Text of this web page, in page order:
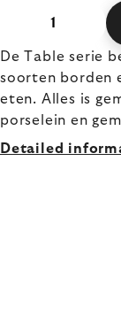
De Table serie
soorten borden
eten. Alles is
porselein en
Detailed